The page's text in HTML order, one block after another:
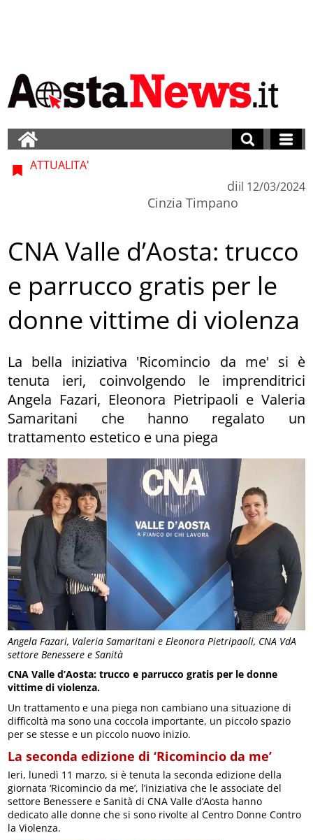
Angela Fazari, Valeria Samaritani e Eleonora Pietripaoli, CNA VdA
settore Benessere e Sanità
ATTUALITA'
di
Cinzia Timpano
il 12/03/2024
CNA Valle d’Aosta: trucco
e parrucco gratis per le
donne vittime di violenza
La bella iniziativa 'Ricomincio da me' si è
tenuta ieri, coinvolgendo le imprenditrici
Angela Fazari, Eleonora Pietripaoli e Valeria
Samaritani che hanno regalato un
trattamento estetico e una piega
CNA Valle d’Aosta: trucco e parrucco gratis per le donne
vittime di violenza.
Un trattamento e una piega non cambiano una situazione di
difficoltà ma sono una coccola importante, un piccolo spazio
per se stesse e un piccolo nuovo inizio.
La seconda edizione di ‘Ricomincio da me’
Ieri, lunedì 11 marzo, si è tenuta la seconda edizione della
giornata ‘Ricomincio da me’, l’iniziativa che le associate del
settore Benessere e Sanità di CNA Valle d’Aosta hanno
dedicato alle donne che si sono rivolte al Centro Donne Contro
la Violenza.